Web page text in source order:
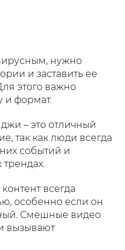
нужно
и заставить ее
этого важно
и формат.
– это отличный
так как люди всегда
событий и
трендах.
всегда
особенно если он
Смешные видео
вызывают